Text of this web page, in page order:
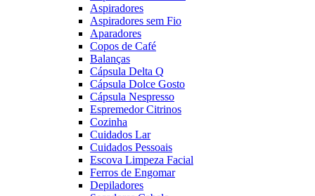
Aspiradores
Aspiradores sem Fio
Aparadores
Copos de Café
Balanças
Cápsula Delta Q
Cápsula Dolce Gosto
Cápsula Nespresso
Espremedor Citrinos
Cozinha
Cuidados Lar
Cuidados Pessoais
Escova Limpeza Facial
Ferros de Engomar
Depiladores